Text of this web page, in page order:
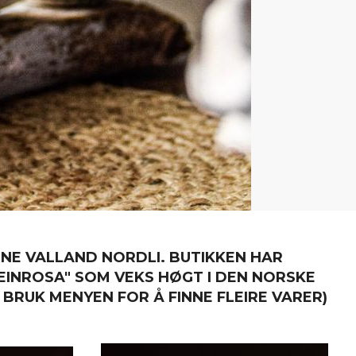
VALLAND NORDLI. BUTIKKEN HAR
SOM VEKS HØGT I DEN NORSKE
MENYEN FOR Å FINNE FLEIRE VARER)